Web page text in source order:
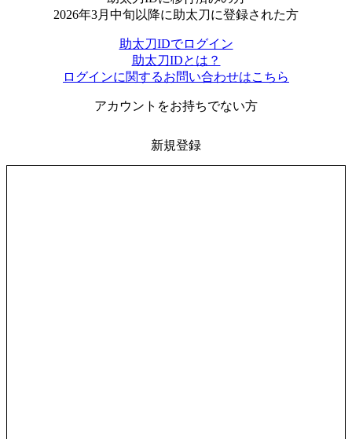
2026年3月中旬以降に助太刀に登録された方
助太刀IDでログイン
助太刀IDとは？
ログインに関するお問い合わせはこちら
アカウントをお持ちでない方
新規登録